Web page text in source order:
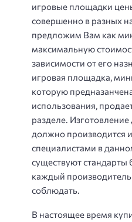
игровые площадки
совершенно в разных
предложим Вам как
максимальную
зависимости от его
игровая площадка,
которую
использования,
разделе.
должно производится
специалистами в
существуют стандарты
каждый производитель
соблюдать.
В настоящее время